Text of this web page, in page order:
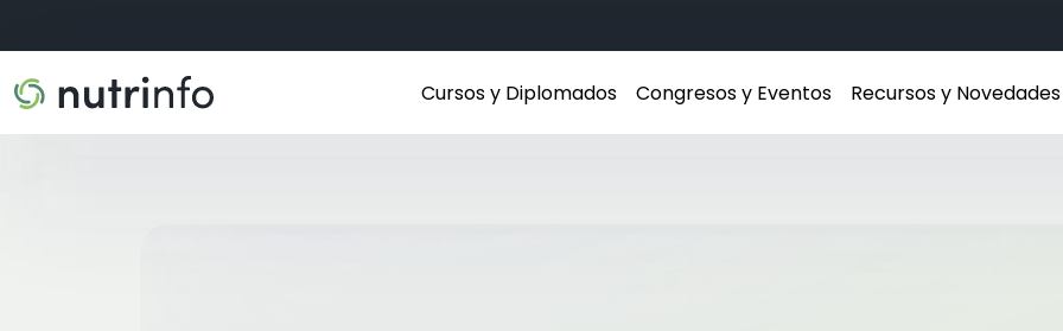
Cursos y Diplomados Congresos y Eventos Recursos y Novedades